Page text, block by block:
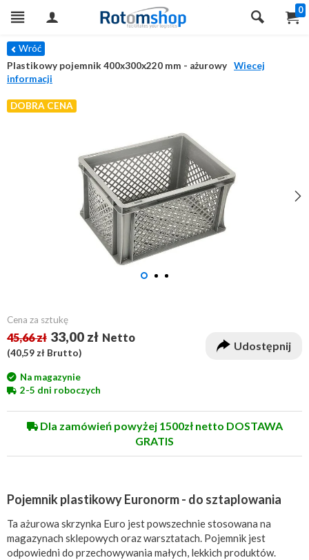
0
Wróć
Plastikowy pojemnik 400x300x220 mm - ażurowy
Wiecej
informacji
DOBRA CENA
Cena za sztukę
45,66 zł 33,00 zł Netto
(40,59 zł Brutto)
Udostępnij
Na magazynie
2-5 dni roboczych
Dla zamówień powyżej 1500zł netto DOSTAWA
GRATIS
Pojemnik plastikowy Euronorm - do sztaplowania
Ta ażurowa skrzynka Euro jest powszechnie stosowana na
magazynach sklepowych oraz warsztatach. Pojemnik jest
odpowiedni do przechowywania małych, lekkich produktów.